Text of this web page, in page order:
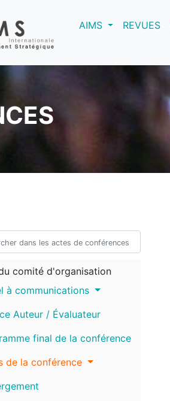
AIMS(current)REVUES
comité d'organisation
à communications
Auteur / Évaluateur
final de la conférence
de la conférence